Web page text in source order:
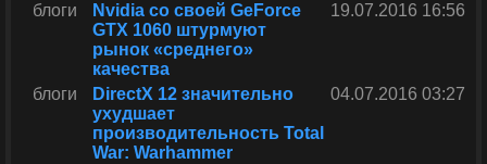
блоги
Nvidia со своей GeForce
GTX 1060 штурмуют
рынок «среднего»
качества
19.07.2016 16:56
блоги
DirectX 12 значительно
ухудшает
производительность Total
War: Warhammer
04.07.2016 03:27